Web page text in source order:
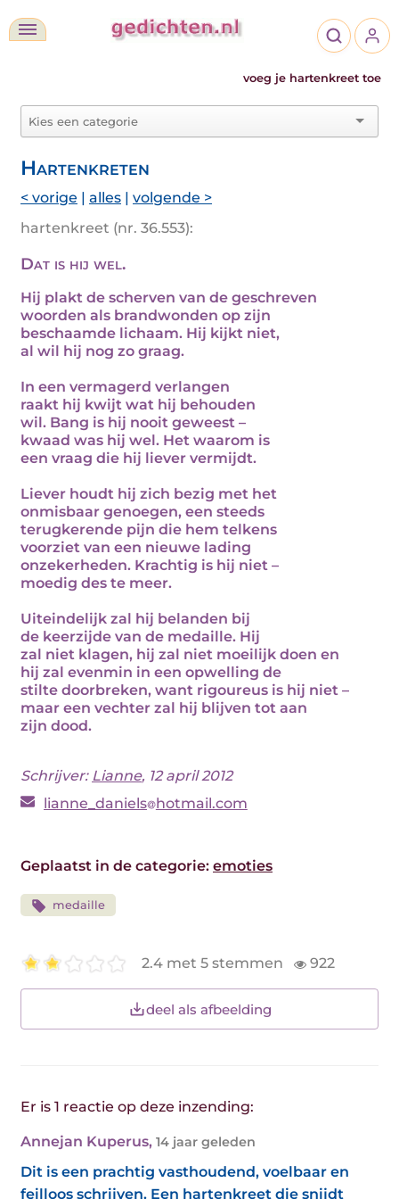
voeg je hartenkreet toe
Hartenkreten
< vorige | alles | volgende >
hartenkreet (nr. 36.553):
Dat is hij wel.
Hij plakt de scherven van de geschreven
woorden als brandwonden op zijn
beschaamde lichaam. Hij kijkt niet,
al wil hij nog zo graag.
In een vermagerd verlangen
raakt hij kwijt wat hij behouden
wil. Bang is hij nooit geweest –
kwaad was hij wel. Het waarom is
een vraag die hij liever vermijdt.
Liever houdt hij zich bezig met het
onmisbaar genoegen, een steeds
terugkerende pijn die hem telkens
voorziet van een nieuwe lading
onzekerheden. Krachtig is hij niet –
moedig des te meer.
Uiteindelijk zal hij belanden bij
de keerzijde van de medaille. Hij
zal niet klagen, hij zal niet moeilijk doen en
hij zal evenmin in een opwelling de
stilte doorbreken, want rigoureus is hij niet –
maar een vechter zal hij blijven tot aan
zijn dood.
Schrijver: Lianne, 12 april 2012
lianne_daniels hotmail.com
Geplaatst in de categorie: emoties
medaille
2.4 met 5 stemmen 922
deel als afbeelding
Er is 1 reactie op deze inzending:
Annejan Kuperus, 14 jaar geleden
Dit is een prachtig vasthoudend, voelbaar en
feilloos schrijven. Een hartenkreet die snijdt